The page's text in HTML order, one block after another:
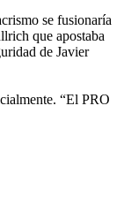
se fusionaría
que apostaba
de Javier
“El PRO